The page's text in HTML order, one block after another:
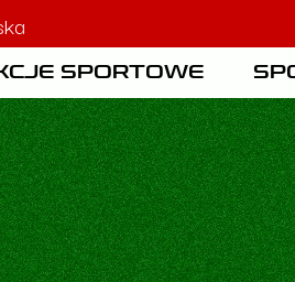
SPORTOWE
PIŁKARSKA
PŁYWACKA